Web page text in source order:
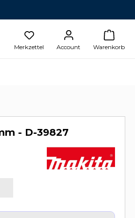
Merkzettel Account Warenkorb
- D-39827